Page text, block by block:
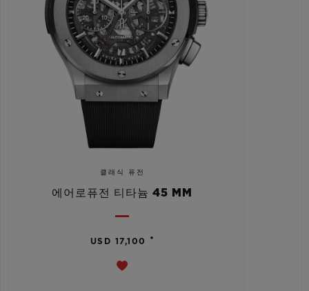
클래식 퓨전
에어로퓨전 티타늄 45 MM
USD 17,100 •